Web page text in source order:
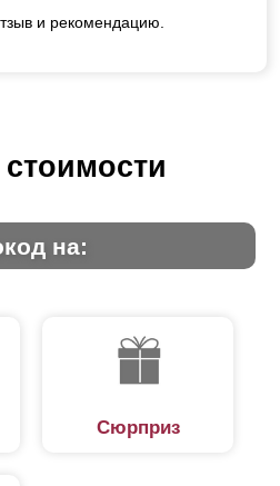
и рекомендацию.
стоимости
на:
Сюрприз